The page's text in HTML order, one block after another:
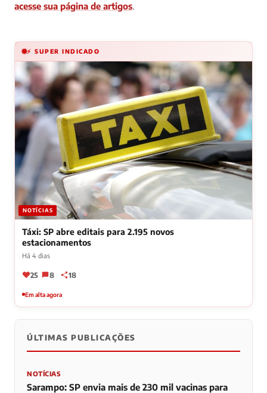
acesse sua página de artigos.
⚡ SUPER INDICADO
NOTÍCIAS
Táxi: SP abre editais para 2.195 novos
estacionamentos
Há 4 dias
25 8 18
Em alta agora
ÚLTIMAS PUBLICAÇÕES
NOTÍCIAS
Sarampo: SP envia mais de 230 mil vacinas para